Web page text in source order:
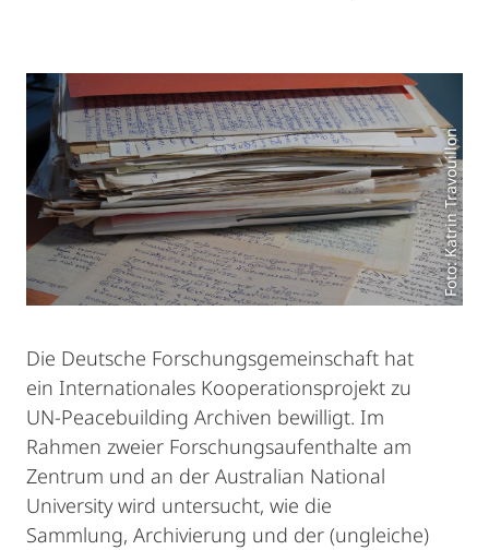
Foto: Katrin Travouillon
Die Deutsche Forschungsgemeinschaft hat
ein Internationales Kooperationsprojekt zu
UN-Peacebuilding Archiven bewilligt. Im
Rahmen zweier Forschungsaufenthalte am
Zentrum und an der Australian National
University wird untersucht, wie die
Sammlung, Archivierung und der (ungleiche)